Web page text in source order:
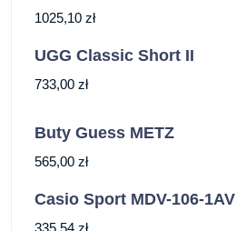
1025,10 zł
UGG Classic Short II
733,00 zł
Buty Guess METZ
565,00 zł
Casio Sport MDV-106-1AV
335,54 zł